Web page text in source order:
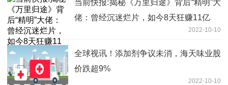
当前快报:揭秘《万里归途》背后“精明”大
佬：曾经沉迷烂片，如今8天狂赚11亿
2022-10-10
全球视讯！添加剂争议未消，海天味业股
价跌超9%
2022-10-10